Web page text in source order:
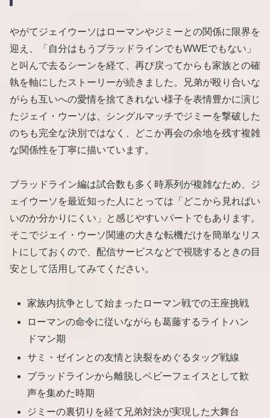
やがてジェイウーソはローマンやジミーとの関係に限界を
迎え、「自分はもうブラッドラインでもWWEでもない」
と叫んで去るシーンを経て、再び戻ってからも家族との確
執を軸にしたストーリーが続きました。兄弟が殴り合いな
がらも互いへの愛情を捨てきれない様子を表情豊かに演じ
たジェイ・ウーソは、シングルマッチでジミーを撃破した
のちも完全な決別ではなく、どこか再会の余地を残す複雑
な関係性を丁寧に描いています。
ブラッドライン編は試合数も多く時系列が複雑なため、ジ
ェイウーソを最近知った人にとっては「どこから見ればい
いのか分かりにくい」と感じやすいパートでもあります。
そこでジェイ・ウーソ関連の大きな転機だけを簡単なリス
トにしておくので、配信サービスなどで視聴するときの目
安として活用してみてください。
家族内抗争として始まったローマン戦での王座挑戦
ローマンの命令に従いながらも葛藤するライトハン
ドマン期
サミ・ゼインとの友情と決裂をめぐるタッグ戦線
ブラッドラインから離脱しベビーフェイスとして歓
声を集めた時期
ジミーの裏切りを経て兄弟対決が実現した大舞台